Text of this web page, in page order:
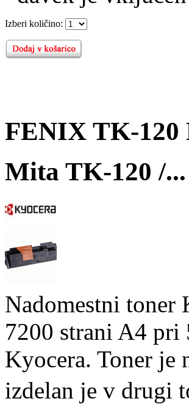
Izberi količino:
FENIX TK-120
Mita TK-120 /...
Nadomestni toner
7200 strani A4
Kyocera. Toner
izdelan je v drugi